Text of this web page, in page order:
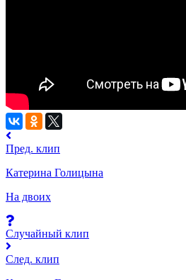
Пред. клип
Катерина Голицына
На двоих
Случайный клип
След. клип